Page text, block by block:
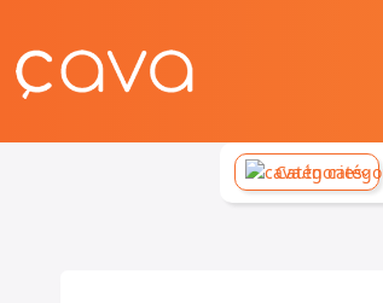
Catégories